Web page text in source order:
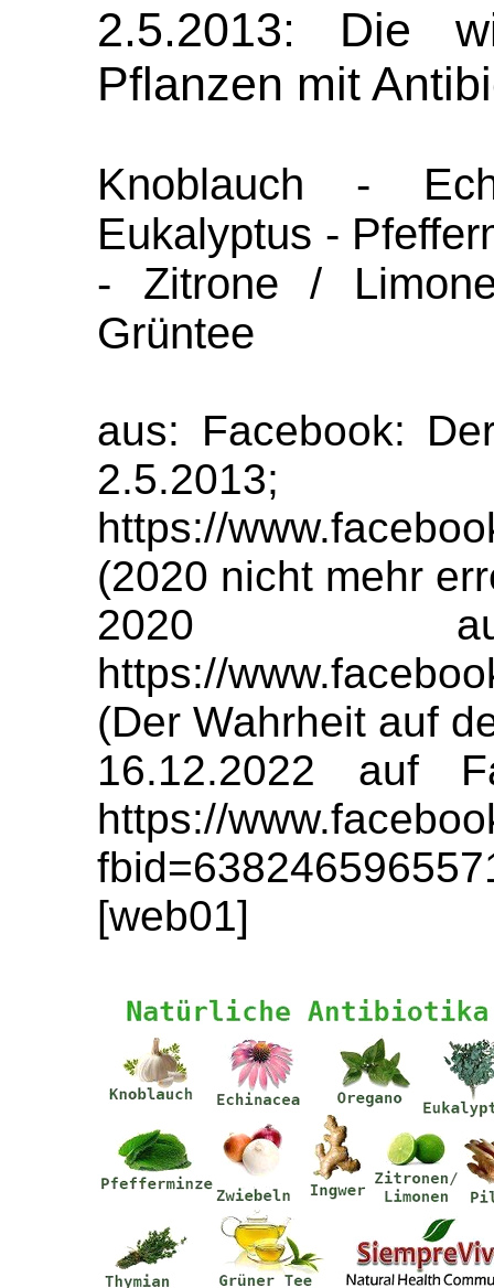
2.5.2013: Die
Pflanzen mit
Knoblauch -
Eukalyptus -
- Zitrone /
Grüntee
aus: Facebook:
2.5.2013;
https://
(2020 nicht mehr
2020
https://
(Der Wahrheit auf
16.12.2022 auf
https://
[web01]